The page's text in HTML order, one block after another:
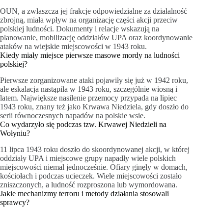
OUN, a zwłaszcza jej frakcje odpowiedzialne za działalność
zbrojną, miała wpływ na organizację części akcji przeciw
polskiej ludności. Dokumenty i relacje wskazują na
planowanie, mobilizację oddziałów UPA oraz koordynowanie
ataków na wiejskie miejscowości w 1943 roku.
Kiedy miały miejsce pierwsze masowe mordy na ludności
polskiej?
Pierwsze zorganizowane ataki pojawiły się już w 1942 roku,
ale eskalacja nastąpiła w 1943 roku, szczególnie wiosną i
latem. Największe nasilenie przemocy przypada na lipiec
1943 roku, znany też jako Krwawa Niedziela, gdy doszło do
serii równoczesnych napadów na polskie wsie.
Co wydarzyło się podczas tzw. Krwawej Niedzieli na
Wołyniu?
11 lipca 1943 roku doszło do skoordynowanej akcji, w której
oddziały UPA i miejscowe grupy napadły wiele polskich
miejscowości niemal jednocześnie. Ofiary ginęły w domach,
kościołach i podczas ucieczek. Wiele miejscowości zostało
zniszczonych, a ludność rozproszona lub wymordowana.
Jakie mechanizmy terroru i metody działania stosowali
sprawcy?